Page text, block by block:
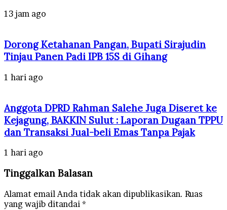
13 jam ago
Dorong Ketahanan Pangan, Bupati Sirajudin
Tinjau Panen Padi IPB 15S di Gihang
1 hari ago
Anggota DPRD Rahman Salehe Juga Diseret ke
Kejagung, BAKKIN Sulut : Laporan Dugaan TPPU
dan Transaksi Jual-beli Emas Tanpa Pajak
1 hari ago
Tinggalkan Balasan
Alamat email Anda tidak akan dipublikasikan. Ruas
yang wajib ditandai *